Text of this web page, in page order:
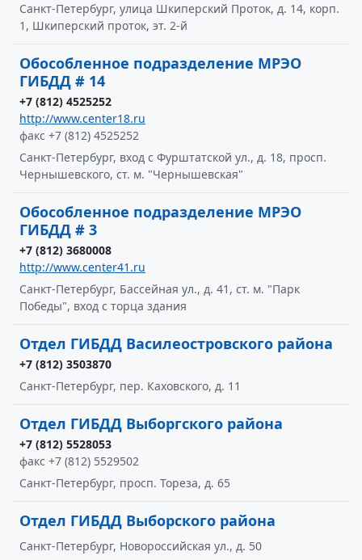
Санкт-Петербург, улица Шкиперский Проток, д. 14, корп.
1, Шкиперский проток, эт. 2-й
Обособленное подразделение МРЭО
ГИБДД # 14
+7 (812) 4525252
http://www.center18.ru
факс +7 (812) 4525252
Санкт-Петербург, вход с Фурштатской ул., д. 18, просп.
Чернышевского, ст. м. "Чернышевская"
Обособленное подразделение МРЭО
ГИБДД # 3
+7 (812) 3680008
http://www.center41.ru
Санкт-Петербург, Бассейная ул., д. 41, ст. м. "Парк
Победы", вход с торца здания
Отдел ГИБДД Василеостровского района
+7 (812) 3503870
Санкт-Петербург, пер. Каховского, д. 11
Отдел ГИБДД Выборгского района
+7 (812) 5528053
факс +7 (812) 5529502
Санкт-Петербург, просп. Тореза, д. 65
Отдел ГИБДД Выборского района
Санкт-Петербург, Новороссийская ул., д. 50